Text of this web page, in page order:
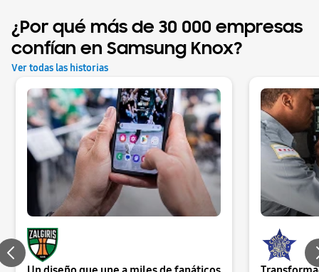
¿Por qué más de 30 000 empresas
confían en Samsung Knox?
Ver todas las historias